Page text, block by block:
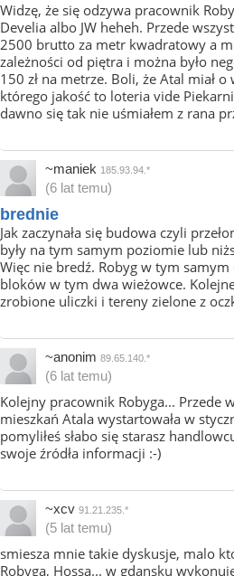
Widzę, że się odzywa pracownik
Develia albo JW heheh. Przede
2500 brutto za metr kwadratowy a
zależności od piętra i można było
150 zł na metrze. Boli, że Atal miał
którego jakość to loteria vide
dawno się tak nie uśmiałem z rana
~maniek 185.93.94.*
(6 lat temu)
brednie
Jak zaczynała się budowa czyli
były na tym samym poziomie lub
Więc nie bredź. Robyg w tym samym
bloków w tym dwa wieżowce.
zrobione uliczki i tereny zielone z
~anonim 89.65.140.*
(6 lat temu)
Kolejny pracownik Robyga... Przede
mieszkań Atala wystartowała w
pomyliłeś słabo się starasz
swoje źródła informacji :-)
~xcv 91.21.235.*
(5 lat temu)
smiesza mnie takie dyskusje, malo
Robyga, Hossa... w gdansku